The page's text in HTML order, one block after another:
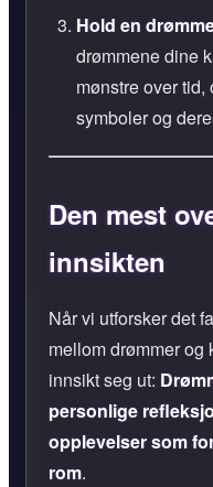
Hold en
drømmene dine
mønstre over
symboler og
Den mest
innsikten
Når vi utforsker det
mellom drømmer og
innsikt seg ut:
personlige
opplevelser som
rom.